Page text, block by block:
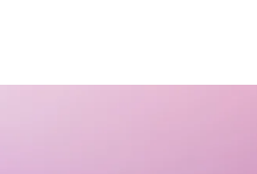
herramientas